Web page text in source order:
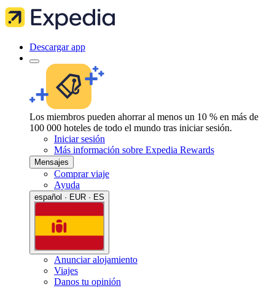
Descargar app
Los miembros pueden ahorrar al menos un 10 % en más de
100 000 hoteles de todo el mundo tras iniciar sesión.
Iniciar sesión
Más información sobre Expedia Rewards
Mensajes
Comprar viaje
Ayuda
español · EUR · ES
Anunciar alojamiento
Viajes
Danos tu opinión